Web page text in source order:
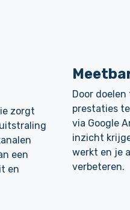
zorgt
een
en
Door
prestaties
via Google
inzicht
werkt en je
verbeteren.